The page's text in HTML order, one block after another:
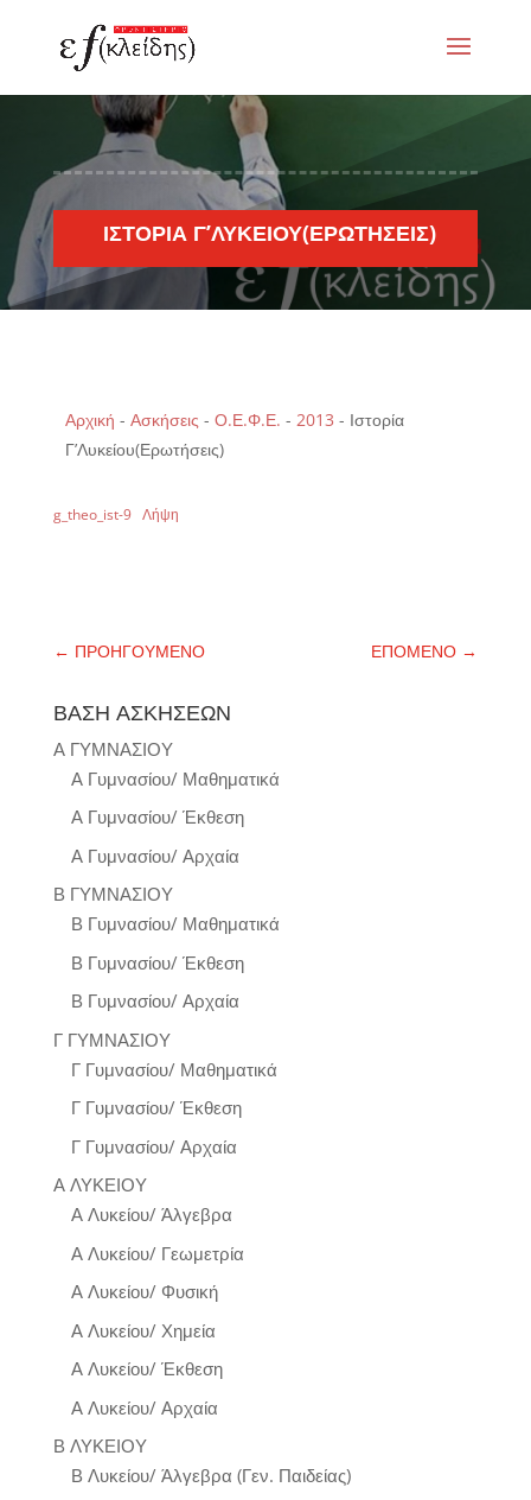
ΙΣΤΟΡΊΑ Γ’ΛΥΚΕΊΟΥ(ΕΡΩΤΉΣΕΙΣ)
Αρχική - Ασκήσεις - Ο.Ε.Φ.Ε. - 2013 - Ιστορία
Γ’Λυκείου(Ερωτήσεις)
g_theo_ist-9 Λήψη
← ΠΡΟΗΓΟΥΜΕΝΟ ΕΠΟΜΕΝΟ →
ΒΑΣΗ ΑΣΚΗΣΕΩΝ
Α ΓΥΜΝΑΣΙΟΥ
Α Γυμνασίου/ Μαθηματικά
Α Γυμνασίου/ Έκθεση
Α Γυμνασίου/ Αρχαία
Β ΓΥΜΝΑΣΙΟΥ
Β Γυμνασίου/ Μαθηματικά
Β Γυμνασίου/ Έκθεση
Β Γυμνασίου/ Αρχαία
Γ ΓΥΜΝΑΣΙΟΥ
Γ Γυμνασίου/ Μαθηματικά
Γ Γυμνασίου/ Έκθεση
Γ Γυμνασίου/ Αρχαία
Α ΛΥΚΕΙΟΥ
Α Λυκείου/ Άλγεβρα
Α Λυκείου/ Γεωμετρία
Α Λυκείου/ Φυσική
Α Λυκείου/ Χημεία
Α Λυκείου/ Έκθεση
Α Λυκείου/ Αρχαία
Β ΛΥΚΕΙΟΥ
Β Λυκείου/ Άλγεβρα (Γεν. Παιδείας)